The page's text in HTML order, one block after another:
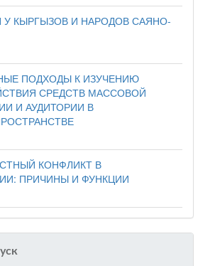
У КЫРГЫЗОВ И НАРОДОВ САЯНО-
ПОДХОДЫ К ИЗУЧЕНИЮ
СРЕДСТВ МАССОВОЙ
И АУДИТОРИИ В
КОНФЛИКТ В
ПРИЧИНЫ И ФУНКЦИИ